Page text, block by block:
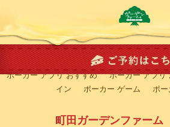
ポーカー アプリ おすすめ ポーカー アプリ
イン
ポーカー ゲーム ポ
町田ガーデンファー